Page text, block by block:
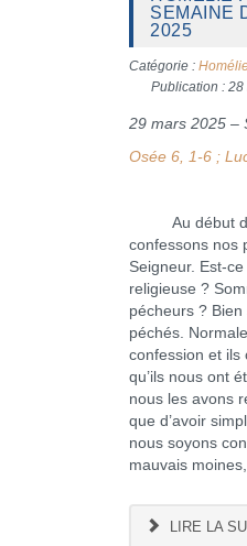
SEMAINE
2025
Catégorie :
Publication :
29 mars 2025 –
Osée 6, 1-6 ;
Au début de
confessons nos
Seigneur. Est-
religieuse ?
pécheurs ?
péchés.
confession et ils
qu’ils nous ont
nous les avons
que d’avoir
nous soyons
mauvais
LIRE LA